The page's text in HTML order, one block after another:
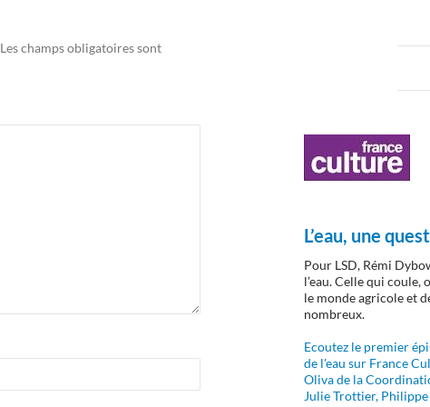
Les champs obligatoires sont
L’eau, une
Pour LSD, Rémi
l’eau. Celle qui
le monde agricole et
nombreux.
Ecoutez le premier
de l'eau sur France
Oliva de la
Julie Trottier,